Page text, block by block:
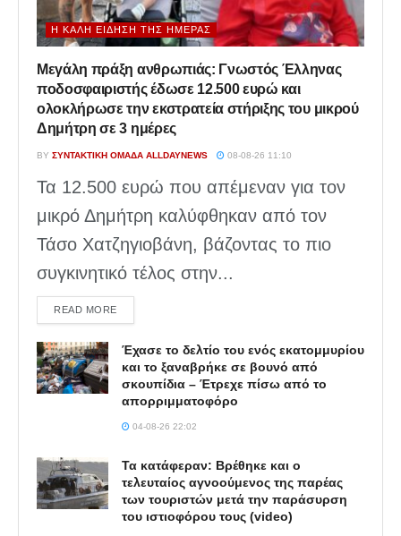
Η ΚΑΛΉ ΕΊΔΗΣΗ ΤΗΣ ΗΜΈΡΑΣ
Μεγάλη πράξη ανθρωπιάς: Γνωστός Έλληνας
ποδοσφαιριστής έδωσε 12.500 ευρώ και
ολοκλήρωσε την εκστρατεία στήριξης του μικρού
Δημήτρη σε 3 ημέρες
BY ΣΥΝΤΑΚΤΙΚΉ ΟΜΆΔΑ ALLDAYNEWS 08-08-26 11:10
Τα 12.500 ευρώ που απέμεναν για τον
μικρό Δημήτρη καλύφθηκαν από τον
Τάσο Χατζηγιοβάνη, βάζοντας το πιο
συγκινητικό τέλος στην...
READ MOREDETAILS
Έχασε το δελτίο του ενός εκατομμυρίου
και το ξαναβρήκε σε βουνό από
σκουπίδια – Έτρεχε πίσω από το
απορριμματοφόρο
04-08-26 22:02
Τα κατάφεραν: Βρέθηκε και ο
τελευταίος αγνοούμενος της παρέας
των τουριστών μετά την παράσυρση
του ιστιοφόρου τους (video)